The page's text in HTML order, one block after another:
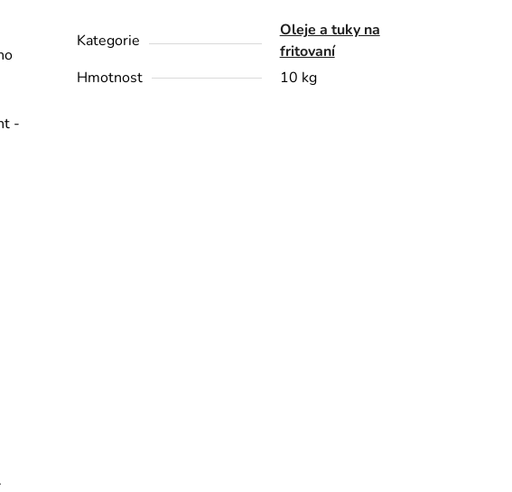
-
Kategorie
Oleje a tuky na
fritovaní
Hmotnost
10 kg